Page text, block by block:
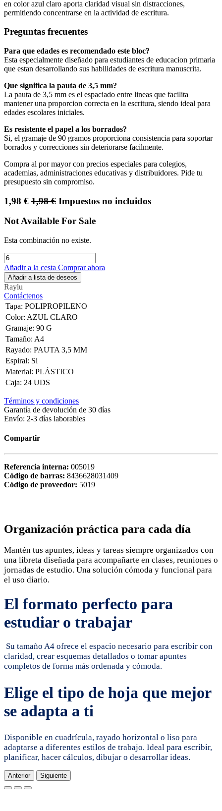
en color azul claro aporta claridad visual sin distracciones,
permitiendo concentrarse en la actividad de escritura.
Preguntas frecuentes
Para que edades es recomendado este bloc?
Esta especialmente diseñado para estudiantes de educacion primaria
que estan desarrollando sus habilidades de escritura manuscrita.
Que significa la pauta de 3,5 mm?
La pauta de 3,5 mm es el espaciado entre lineas que facilita
mantener una proporcion correcta en la escritura, siendo ideal para
edades escolares iniciales.
Es resistente el papel a los borrados?
Si, el gramaje de 90 gramos proporciona consistencia para soportar
borrados y correcciones sin deteriorarse facilmente.
Compra al por mayor con precios especiales para colegios,
academias, administraciones educativas y distribuidores. Pide tu
presupuesto sin compromiso.
1,98 € 1,98€ Impuestos no incluidos
Not Available For Sale
Esta combinación no existe.
Añadir a la cesta Comprar ahora
Añadir a lista de deseos
Raylu
Contáctenos
Tapa: POLIPROPILENO
Color: AZUL CLARO
Gramaje: 90 G
Tamaño: A4
Rayado: PAUTA 3,5 MM
Espiral: Si
Material: PLÁSTICO
Caja: 24 UDS
Términos y condiciones
Garantía de devolución de 30 días
Envío: 2-3 días laborables
Compartir
Referencia interna: 005019
Código de barras: 8436628031409
Código de proveedor: 5019
Organización práctica para cada día
Mantén tus apuntes, ideas y tareas siempre organizados con
una libreta diseñada para acompañarte en clases, reuniones o
jornadas de estudio. Una solución cómoda y funcional para
el uso diario.
El formato perfecto para
estudiar o trabajar
Su tamaño A4 ofrece el espacio necesario para escribir con
claridad, crear esquemas detallados o tomar apuntes
completos de forma más ordenada y cómoda.
Elige el tipo de hoja que mejor
se adapta a ti
Disponible en cuadrícula, rayado horizontal o liso para
adaptarse a diferentes estilos de trabajo. Ideal para escribir,
planificar, hacer cálculos, dibujar o desarrollar ideas.
Anterior Siguiente